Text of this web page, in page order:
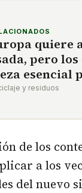
quiere
pero
esencial
y residuos
de los
a los
del nuevo